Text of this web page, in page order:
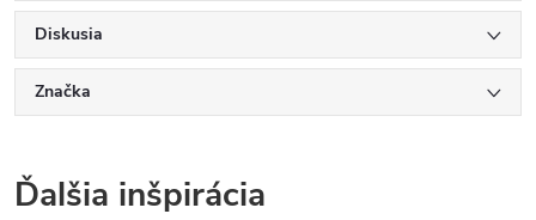
Diskusia
Značka
Ďalšia inšpirácia